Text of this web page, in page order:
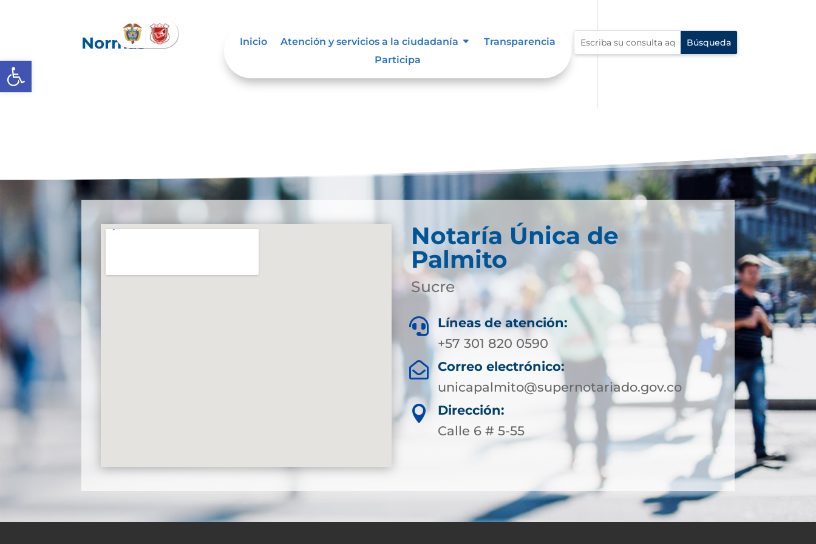
Abrir barra de herramientas
Inicio Atención y servicios a la ciudadanía
Transparencia
Participa
Normas
Notaría Única de
Palmito
Sucre

Líneas de atención:
+57 301 820 0590

Correo electrónico:
unicapalmito@supernotariado.gov.co

Dirección:
Calle 6 # 5-55